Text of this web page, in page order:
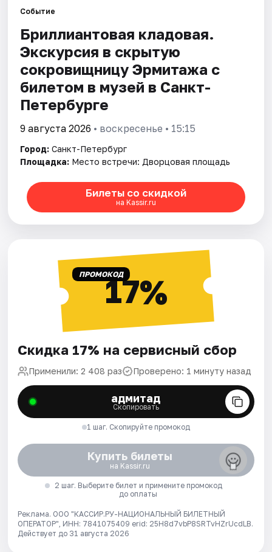
Города
Площадки
Артисты
Рейтинги
Событие
Бриллиантовая кладовая.
Экскурсия в скрытую
сокровищницу Эрмитажа с
билетом в музей в Санкт-
Петербурге
9 августа 2026 • воскресенье • 15:15
Город: Санкт-Петербург
Площадка: Место встречи: Дворцовая площадь
Билеты со скидкой
на Kassir.ru
ПРОМОКОД17%
Скидка 17% на сервисный сбор
Применили: 2 408 раз Проверено: 1 минуту назад
адмитад
Скопировать
1 шаг. Скопируйте промокод
Купить билеты
на Kassir.ru
2 шаг. Выберите билет и примените промокод
до оплаты
Реклама. ООО "КАССИР.РУ-НАЦИОНАЛЬНЫЙ БИЛЕТНЫЙ
ОПЕРАТОР", ИНН: 7841075409 erid: 25H8d7vbP8SRTvHZrUcdLB.
Действует до 31 августа 2026